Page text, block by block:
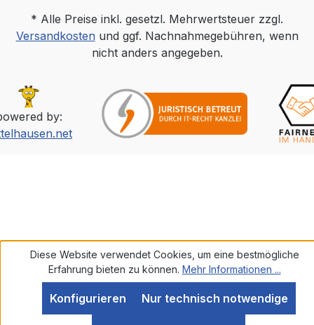
* Alle Preise inkl. gesetzl. Mehrwertsteuer zzgl.
Versandkostenund ggf. Nachnahmegebühren, wenn
nicht anders angegeben.
by:
Diese Website verwendet Cookies, um eine bestmögliche
Erfahrung bieten zu können. Mehr Informationen ...
Nur technisch notwendige
Konfigurieren